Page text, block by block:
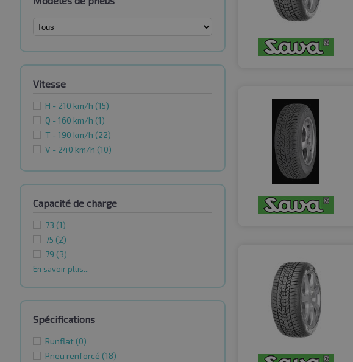
Vitesse
H - 210 km/h (15)
Q - 160 km/h (1)
T - 190 km/h (22)
V - 240 km/h (10)
Capacité de charge
73 (1)
75 (2)
79 (3)
En savoir plus...
Spécifications
Runflat (0)
Pneu renforcé (18)